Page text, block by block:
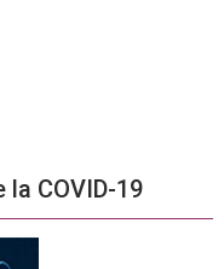
COVID-19